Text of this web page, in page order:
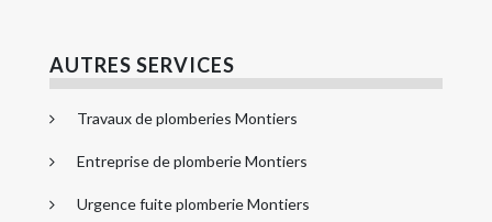
AUTRES SERVICES
Travaux de plomberies Montiers
Entreprise de plomberie Montiers
Urgence fuite plomberie Montiers